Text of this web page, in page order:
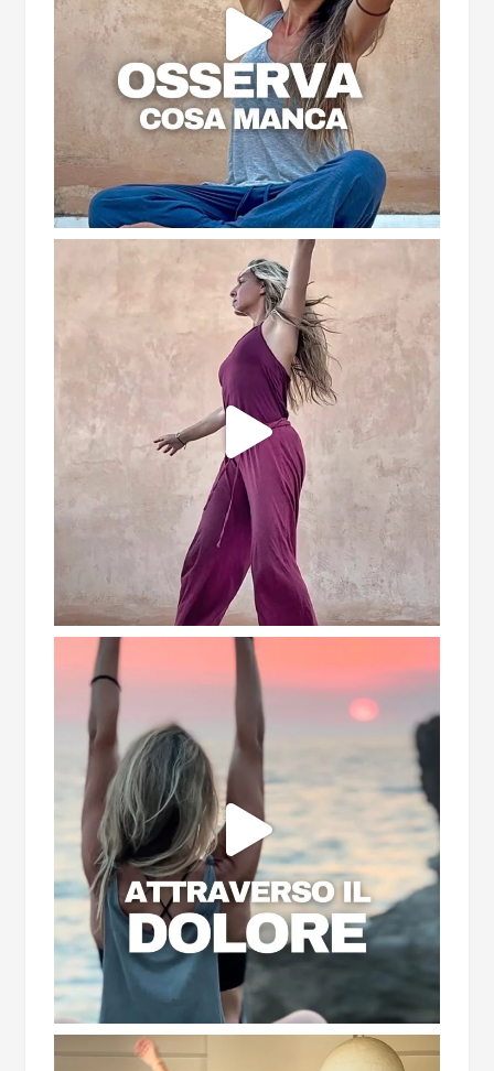
esperienze di consapevolezza ed offerte
speciali!
Rispettiamo la tua privacy. Le tue informazioni
non saranno condivise con terzi e potrai
annullare l'iscrizione in qualsiasi momento.